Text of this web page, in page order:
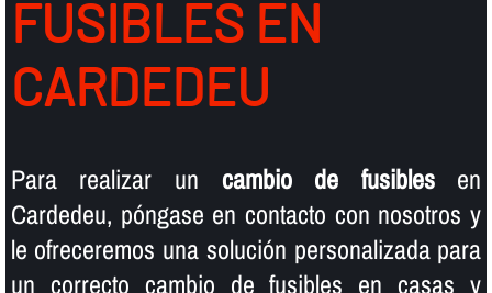
FUSIBLES EN
CARDEDEU
Para realizar un cambio de fusiblesen
Cardedeu, póngase en contacto con nosotros y
le ofreceremos una solución personalizada para
un correcto cambio de fusibles en casas y